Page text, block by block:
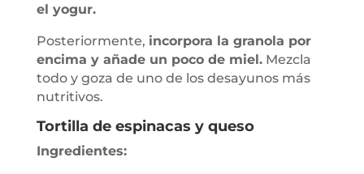
el yogur.
Posteriormente, incorpora la granola por
encima y añade un poco de miel.Mezcla
todo y goza de uno de los desayunos más
nutritivos.
Tortilla de espinacas y queso
Ingredientes: